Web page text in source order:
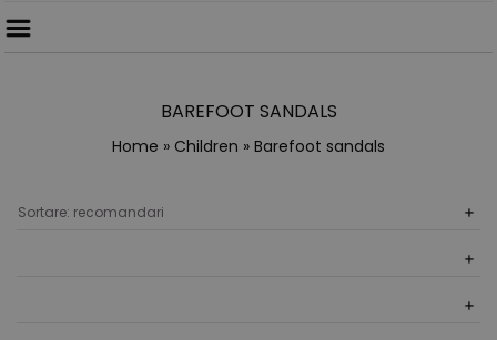
BAREFOOT SANDALS
Home » Children » Barefoot sandals